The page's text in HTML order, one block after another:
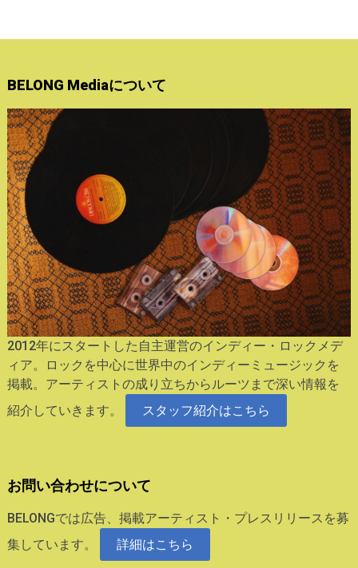
BELONG Mediaについて
2012年にスタートした自主運営のインディー・ロックメデ
ィア。ロックを中心に世界中のインディーミュージックを
掲載。アーティストの成り立ちからルーツまで深い情報を
紹介していきます。
スタッフ紹介はこちら
お問い合わせについて
BELONGでは広告、掲載アーティスト・プレスリリースを募
集しています。
詳細はこちら